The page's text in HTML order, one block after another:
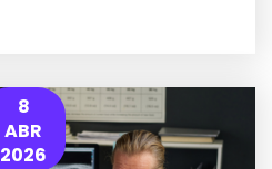
8
ABR
2026